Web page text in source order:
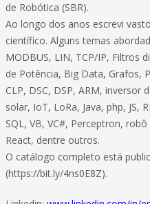
de Robótica (SBR).
Ao longo dos anos escrevi
científico. Alguns temas
MODBUS, LIN, TCP/IP, Filtros
de Potência, Big Data, Grafos,
CLP, DSC, DSP, ARM,
solar, IoT, LoRa, Java, php, JS,
SQL, VB, VC#, Perceptron,
React, dentre outros.
O catálogo completo está
(https://bit.ly/4ns0E8Z).